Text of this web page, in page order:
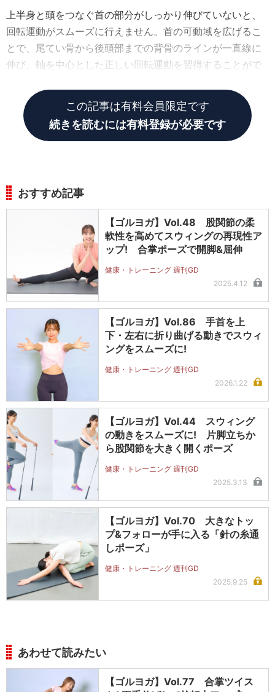
上半身と頭をつなぐ首の部分がしっかり伸びていないと、
回転運動がスムーズに行えません。首の可動域を広げるこ
とで、尾てい骨から後頭部までの背骨のラインが一直線に
伸び、軸を中心とした正しい回転運動を習得することがで
この記事は有料会員限定です
続きを読むには有料登録が必要です
おすすめ記事
【ゴルヨガ】Vol.48 股関節の柔
軟性を高めてスウィングの再現性ア
ップ! 合掌ポーズで開脚&屈伸
健康・トレーニング 週刊GD
2025.4.12
【ゴルヨガ】Vol.86 手首を上
下・左右に折り曲げる動きでスウィ
ングをスムーズに!
健康・トレーニング 週刊GD
2026.1.22
【ゴルヨガ】Vol.44 スウィング
の動きをスムーズに! 片脚立ちか
ら股関節を大きく開くポーズ
健康・トレーニング 週刊GD
2025.3.13
【ゴルヨガ】Vol.70 大きなトッ
プ&フォローが手に入る「針の糸通
しポーズ」
健康・トレーニング 週刊GD
2025.9.25
あわせて読みたい
【ゴルヨガ】Vol.77 合掌ツイス